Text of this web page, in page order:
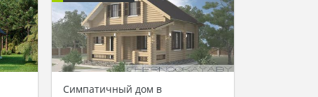
Симпатичный дом в